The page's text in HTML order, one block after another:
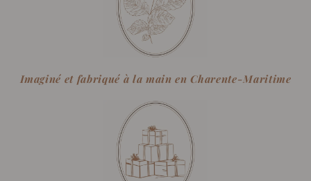
Imaginé et fabriqué à la main en Charente-Maritime